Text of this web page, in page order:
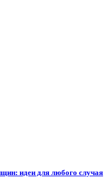
идеи для любого случая